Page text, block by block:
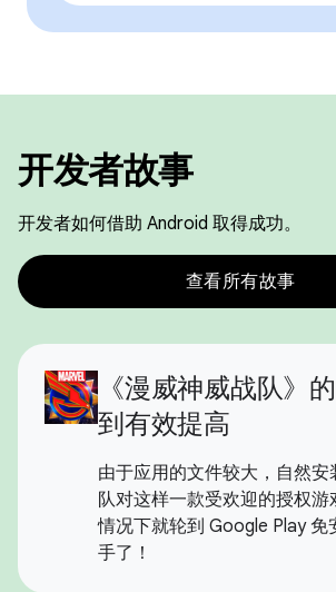
开发者故事
开发者如何借助 Android 取得成功。
查看所有故事
《漫威神威战队》
到有效提高
由于应用的文件较大，自然安
队对这样一款受欢迎的授权游
情况下就轮到 Google Play 免
手了！